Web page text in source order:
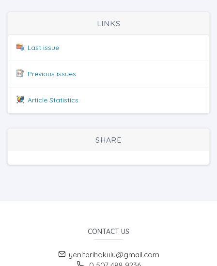
LINKS
Last issue
Previous issues
Article Statistics
SHARE
CONTACT US
yenitarihokulu@gmail.com